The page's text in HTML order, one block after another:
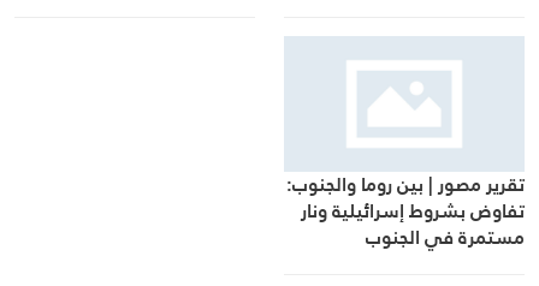
تقرير مصور | بين روما والجنوب:
تفاوض بشروط إسرائيلية ونار
مستمرة في الجنوب